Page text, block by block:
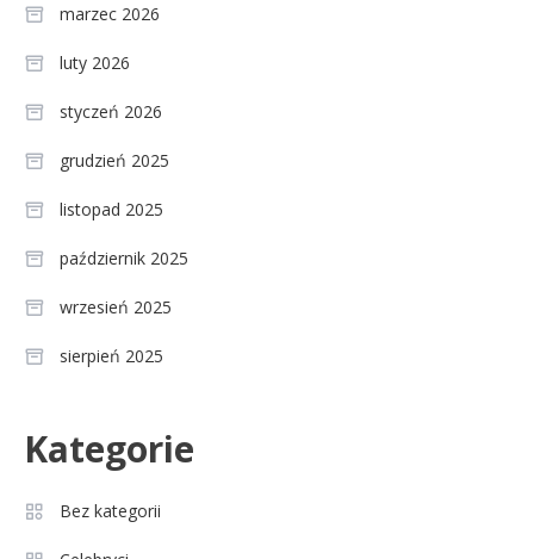
marzec 2026
luty 2026
styczeń 2026
grudzień 2025
listopad 2025
październik 2025
wrzesień 2025
sierpień 2025
Kategorie
Bez kategorii
Agnieszka Chylińska: wiek,